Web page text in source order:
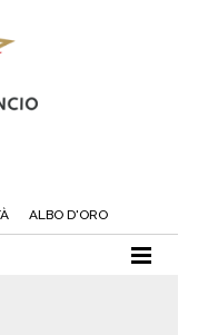
ALBO D'ORO